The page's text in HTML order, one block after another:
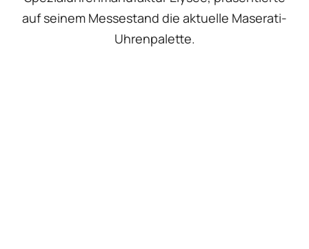
auf seinem Messestand die aktuelle Maserati-
Uhrenpalette.